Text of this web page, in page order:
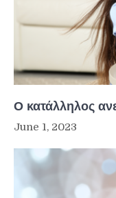
Ο κατάλληλος
June 1, 2023